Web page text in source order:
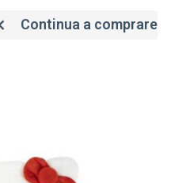
Continua a comprare